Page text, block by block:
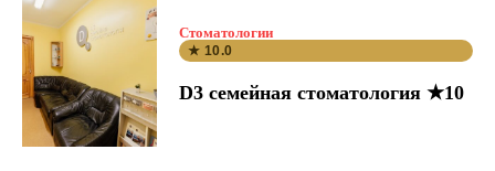
Стоматологии
★ 10.0
D3 семейная стоматология ★10